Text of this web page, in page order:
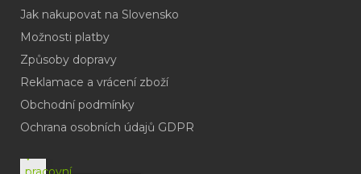
Jak nakupovat na Slovensko
Možnosti platby
Způsoby dopravy
Reklamace a vrácení zboží
Obchodní podmínky
Ochrana osobních údajů GDPR
(odpověď
do
v